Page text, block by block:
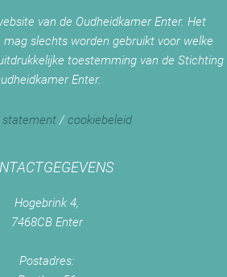
van de Oudheidkamer Enter. Het
slechts worden gebruikt voor welke
toestemming van de Stichting
Enter.
statement/cookiebeleid
Hogebrink 4,
7468CB Enter
Postadres: